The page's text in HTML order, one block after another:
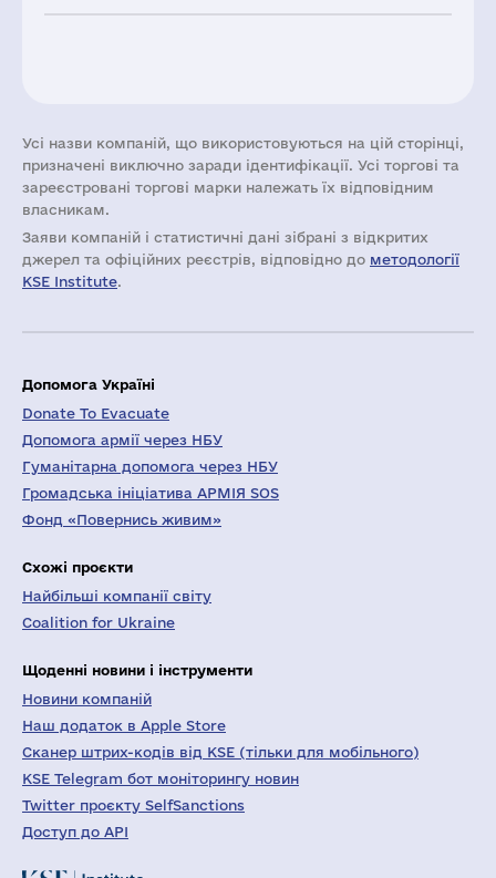
Усі назви компаній, що використовуються на цій сторінці,
призначені виключно заради ідентифікації. Усі торгові та
зареєстровані торгові марки належать їх відповідним
власникам.
Заяви компаній i статистичні дані зібрані з відкритих
джерел та офіційних реєстрів, відповідно до методології
KSE Institute.
Допомога Україні
Donate To Evacuate
Допомога армії через НБУ
Гуманітарна допомога через НБУ
Громадська ініціатива АРМІЯ SOS
Фонд «Повернись живим»
Схожі проєкти
Найбільші компанії світу
Coalition for Ukraine
Щоденні новини і інструменти
Новини компаній
Наш додаток в Apple Store
Сканер штрих-кодів від KSE (тільки для мобільного)
KSE Telegram бот моніторингу новин
Twitter проєкту SelfSanctions
Доступ до API